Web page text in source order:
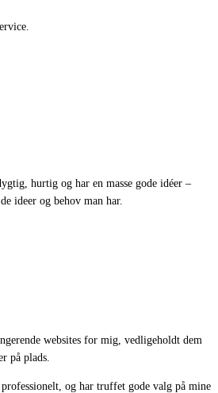
hurtig og har en masse gode idéer –
ideer og behov man har.
websites for mig, vedligeholdt dem
på plads.
og har truffet gode valg på mine